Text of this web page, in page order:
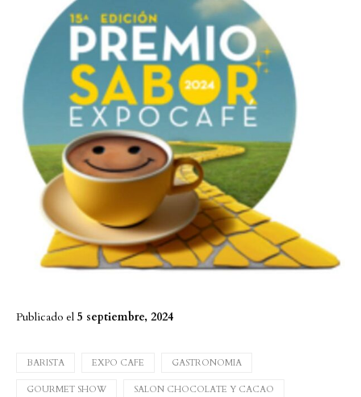
Publicado el 5 septiembre, 2024
BARISTA EXPO CAFE GASTRONOMIA
GOURMET SHOW SALON CHOCOLATE Y CACAO